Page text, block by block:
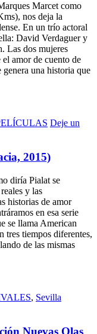
Marcet como
nos deja la
En un trío actoral
David Verdaguer y
Las dos mujeres
amor de cuento de
una historia que
Deje un
2015)
diría Pialat se
y las
historias de amor
en esa serie
se llama American
tres tiempos diferentes,
de las mismas
, Sevilla
Nuevas Olas